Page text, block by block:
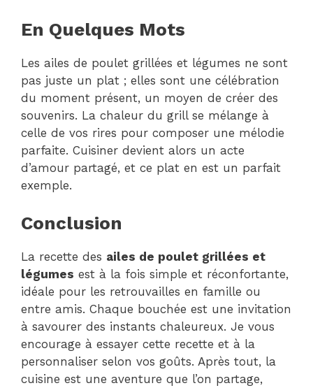
En Quelques Mots
Les ailes de poulet grillées et légumes ne sont
pas juste un plat ; elles sont une célébration
du moment présent, un moyen de créer des
souvenirs. La chaleur du grill se mélange à
celle de vos rires pour composer une mélodie
parfaite. Cuisiner devient alors un acte
d’amour partagé, et ce plat en est un parfait
exemple.
Conclusion
La recette des ailes de poulet grillées et
légumes est à la fois simple et réconfortante,
idéale pour les retrouvailles en famille ou
entre amis. Chaque bouchée est une invitation
à savourer des instants chaleureux. Je vous
encourage à essayer cette recette et à la
personnaliser selon vos goûts. Après tout, la
cuisine est une aventure que l’on partage,